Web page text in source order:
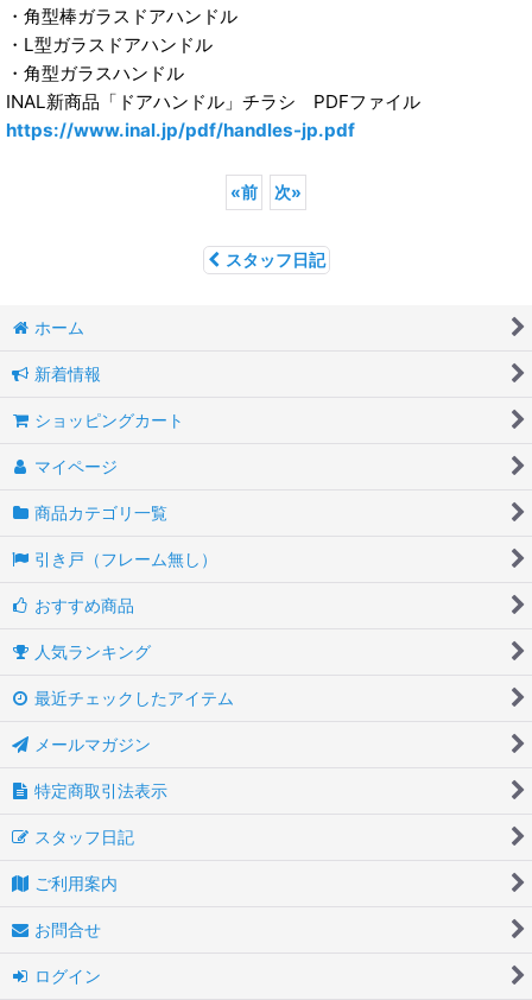
・角型棒ガラスドアハンドル
・L型ガラスドアハンドル
・角型ガラスハンドル
INAL新商品「ドアハンドル」チラシ PDFファイル
https://www.inal.jp/pdf/handles-jp.pdf
«前 次»
スタッフ日記
ホーム
新着情報
ショッピングカート
マイページ
商品カテゴリ一覧
引き戸（フレーム無し）
おすすめ商品
人気ランキング
最近チェックしたアイテム
メールマガジン
特定商取引法表示
スタッフ日記
ご利用案内
お問合せ
ログイン